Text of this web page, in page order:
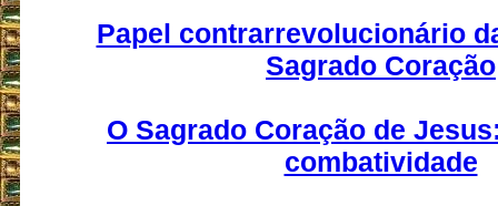
Papel contrarrevolucionário
Sagrado Coração
O Sagrado Coração de
combatividade